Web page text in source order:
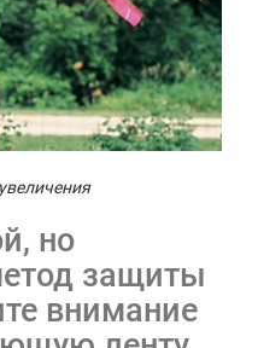
но
защиты
внимание